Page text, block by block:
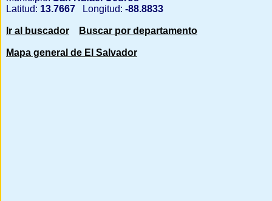
Latitud: 13.7667 Longitud: -88.8833
Ir al buscador Buscar por departamento
Mapa general de El Salvador